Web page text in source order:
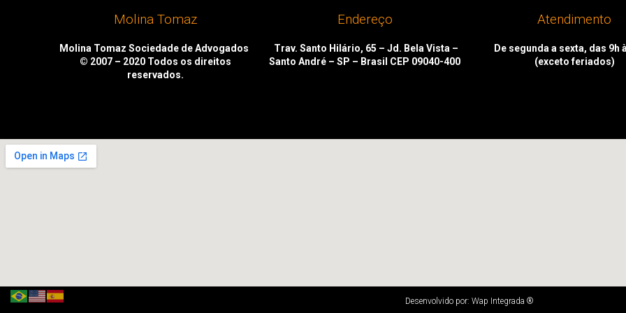
Molina Tomaz
Molina Tomaz Sociedade de Advogados
© 2007 – 2020 Todos os direitos
reservados.
Endereço
Trav. Santo Hilário, 65 – Jd. Bela Vista –
Santo André – SP – Brasil CEP 09040-400
Atendimento
De segunda a sexta, das 9h
(exceto feriados)
Desenvolvido por: Wap Integrada ®